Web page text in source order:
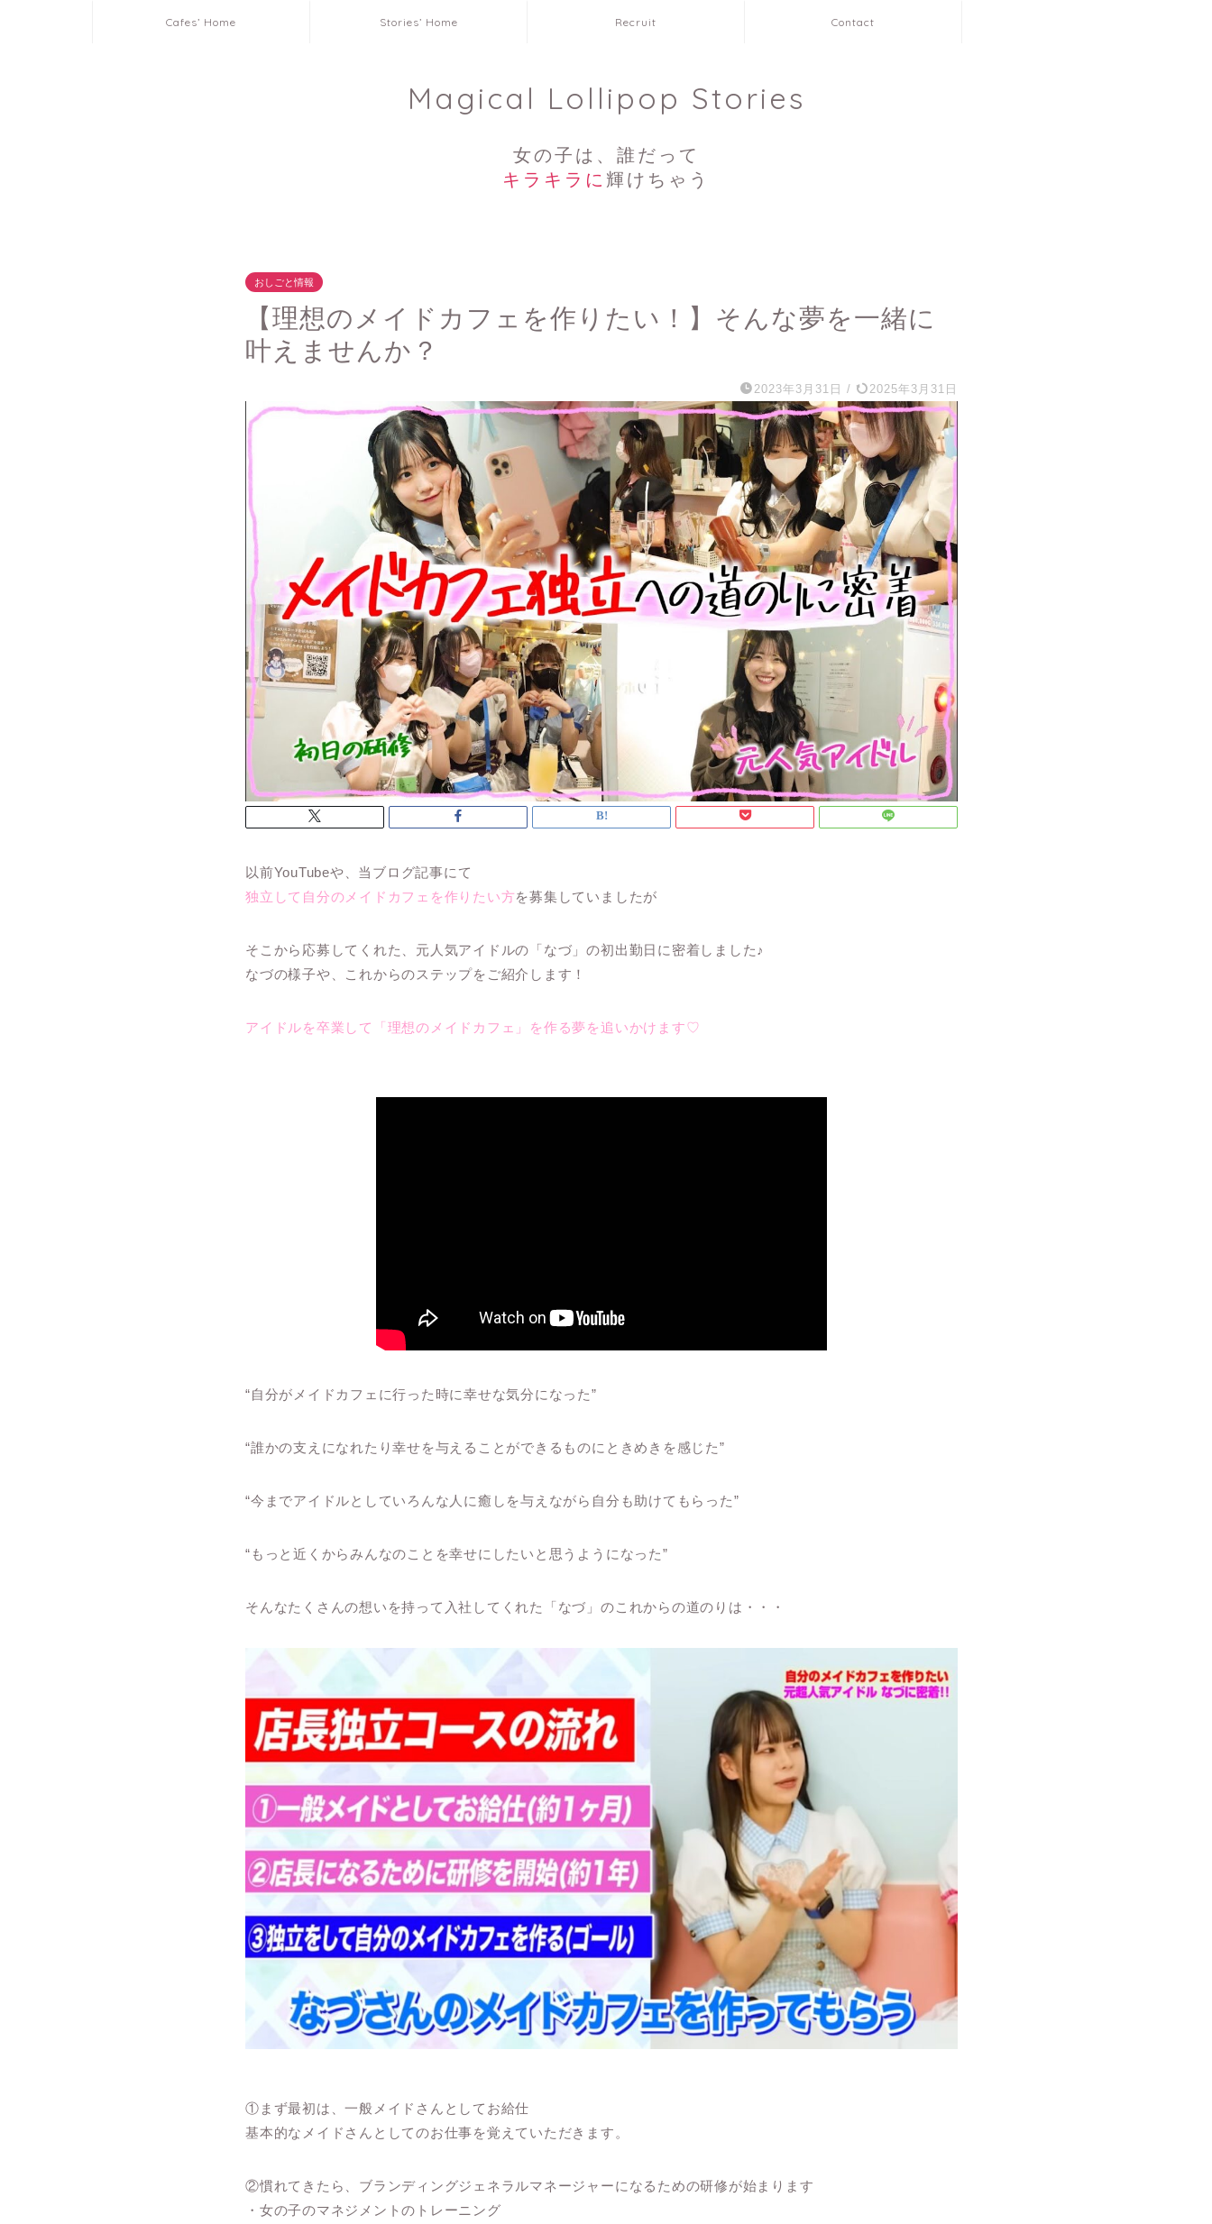
Cafes’ Home Stories’ Home Recruit Contact
Magical Lollipop Stories
女の子は、誰だって
キラキラに 輝けちゃう
おしごと情報
【理想のメイドカフェを作りたい！】そんな夢を一緒に
叶えませんか？
2023年3月31日 / 2025年3月31日
以前YouTubeや、当ブログ記事にて
独立して自分のメイドカフェを作りたい方を募集していましたが
そこから応募してくれた、元人気アイドルの「なづ」の初出勤日に密着しました♪
なづの様子や、これからのステップをご紹介します！
アイドルを卒業して「理想のメイドカフェ」を作る夢を追いかけます♡
“自分がメイドカフェに行った時に幸せな気分になった”
“誰かの支えになれたり幸せを与えることができるものにときめきを感じた”
“今までアイドルとしていろんな人に癒しを与えながら自分も助けてもらった”
“もっと近くからみんなのことを幸せにしたいと思うようになった”
そんなたくさんの想いを持って入社してくれた「なづ」のこれからの道のりは・・・
①まず最初は、一般メイドさんとしてお給仕
基本的なメイドさんとしてのお仕事を覚えていただきます。
②慣れてきたら、ブランディングジェネラルマネージャーになるための研修が始まります
・女の子のマネジメントのトレーニング